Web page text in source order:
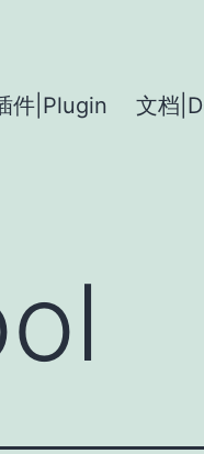
件|Plugin 文档